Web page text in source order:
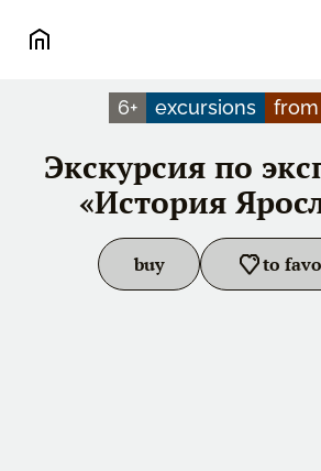
6+ excursions from
Экскурсия по
«История
buy to